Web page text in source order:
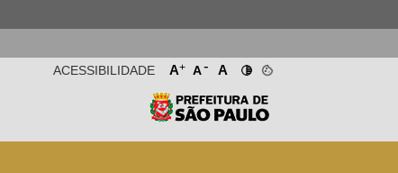
A+ A- A
ACESSIBILIDADE